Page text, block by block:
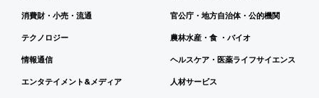
消費財・小売・流通
テクノロジー
情報通信
エンタテイメント&メディア
官公庁・地方自治体・公的機関
農林水産・食 ・バイオ
ヘルスケア・医薬ライフサイエンス
人材サービス